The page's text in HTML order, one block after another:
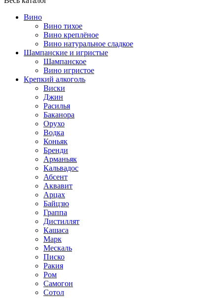
Вино
Вино тихое
Вино креплёное
Вино натуральное сладкое
Шампанские и игристые
Шампанское
Вино игристое
Крепкий алкоголь
Виски
Джин
Расилья
Баканора
Орухо
Водка
Коньяк
Бренди
Арманьяк
Кальвадос
Абсент
Аквавит
Арцах
Байцзю
Граппа
Дистиллят
Кашаса
Марк
Мескаль
Писко
Ракия
Ром
Самогон
Сотол